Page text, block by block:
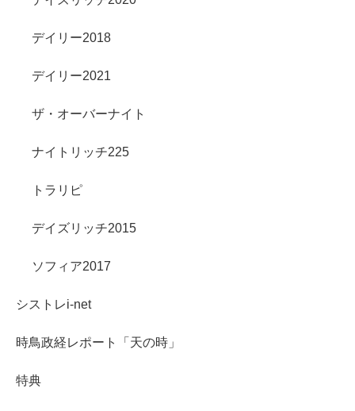
デイリー2018
デイリー2021
ザ・オーバーナイト
ナイトリッチ225
トラリピ
デイズリッチ2015
ソフィア2017
シストレi-net
時鳥政経レポート「天の時」
特典